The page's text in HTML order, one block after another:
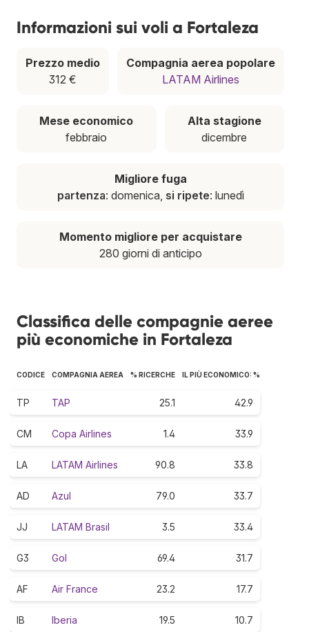
Informazioni sui voli a Fortaleza
Prezzo medio
312 €
Compagnia aerea popolare
LATAM Airlines
Mese economico
febbraio
Alta stagione
dicembre
Migliore fuga
partenza: domenica, si ripete: lunedì
Momento migliore per acquistare
280 giorni di anticipo
Classifica delle compagnie aeree
più economiche in Fortaleza
CODICE COMPAGNIA AEREA % RICERCHE IL PIÙ ECONOMICO: %
TP TAP 25.1 42.9
CM Copa Airlines 1.4 33.9
LA LATAM Airlines 90.8 33.8
AD Azul 79.0 33.7
JJ LATAM Brasil 3.5 33.4
G3 Gol 69.4 31.7
AF Air France 23.2 17.7
IB Iberia 19.5 10.7